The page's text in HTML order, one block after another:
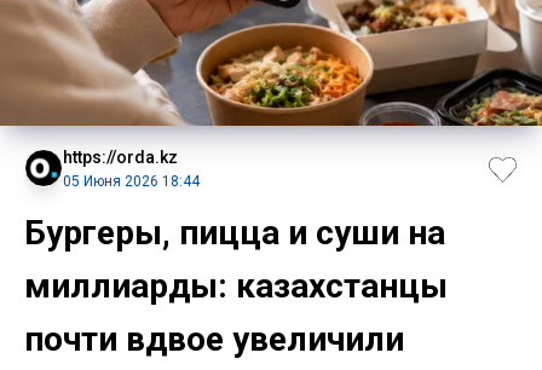
https://orda.kz
05 Июня 2026 18:44
Бургеры, пицца и суши на
миллиарды: казахстанцы
почти вдвое увеличили